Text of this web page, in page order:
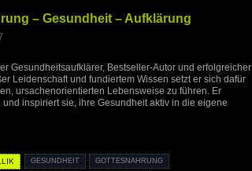
– Gesundheit – Aufklärung
Gesundheitsaufklärer, Bestseller-Autor und erfolgreicher
Leidenschaft und fundiertem Wissen setzt er sich dafür
ursachenorientierten Lebensweise zu führen. Er
inspiriert sie, ihre Gesundheit aktiv in die eigene
GESUNDHEIT GOTTESNAHRUNG